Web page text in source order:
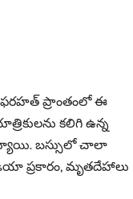
ప్రాంతంలో ఈ
కలిగి ఉన్న
బస్సులో చాలా
ప్రకారం, మృతదేహాలు